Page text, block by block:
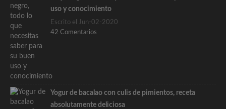
uso y conocimiento
Escrito el Jun-02-2020
42 Comentarios
Yogur de bacalao con culis de pimientos, receta
absolutamente deliciosa